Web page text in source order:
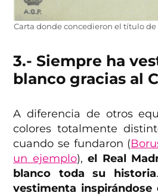
Carta donde concedieron el título de
3.- Siempre ha
blanco gracias al
A diferencia de otros
colores totalmente
cuando se fundaron (
un ejemplo),el Real
blanco toda su historia
vestimenta inspirándose